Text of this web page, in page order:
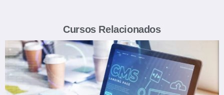
Cursos Relacionados